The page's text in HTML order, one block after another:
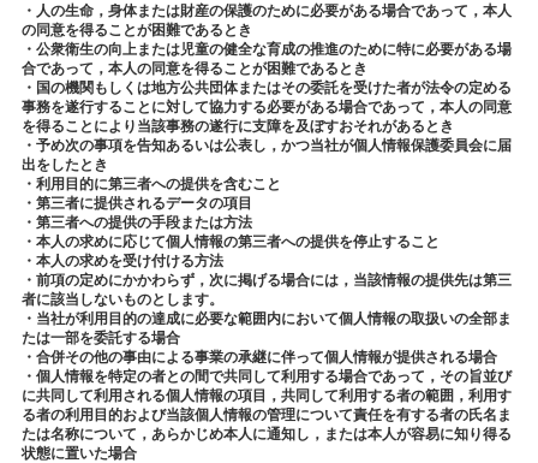
・人の生命，身体または財産の保護のために必要がある場合であって，本人
の同意を得ることが困難であるとき
・公衆衛生の向上または児童の健全な育成の推進のために特に必要がある場
合であって，本人の同意を得ることが困難であるとき
・国の機関もしくは地方公共団体またはその委託を受けた者が法令の定める
事務を遂行することに対して協力する必要がある場合であって，本人の同意
を得ることにより当該事務の遂行に支障を及ぼすおそれがあるとき
・予め次の事項を告知あるいは公表し，かつ当社が個人情報保護委員会に届
出をしたとき
・利用目的に第三者への提供を含むこと
・第三者に提供されるデータの項目
・第三者への提供の手段または方法
・本人の求めに応じて個人情報の第三者への提供を停止すること
・本人の求めを受け付ける方法
・前項の定めにかかわらず，次に掲げる場合には，当該情報の提供先は第三
者に該当しないものとします。
・当社が利用目的の達成に必要な範囲内において個人情報の取扱いの全部ま
たは一部を委託する場合
・合併その他の事由による事業の承継に伴って個人情報が提供される場合
・個人情報を特定の者との間で共同して利用する場合であって，その旨並び
に共同して利用される個人情報の項目，共同して利用する者の範囲，利用す
る者の利用目的および当該個人情報の管理について責任を有する者の氏名ま
たは名称について，あらかじめ本人に通知し，または本人が容易に知り得る
状態に置いた場合